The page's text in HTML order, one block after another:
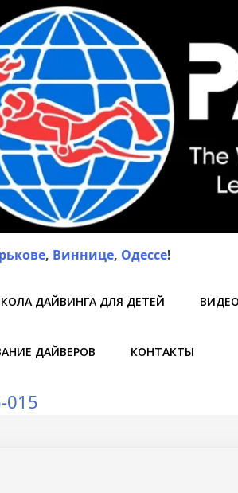
, Виннице, Одессе!
ДАЙВИНГА ДЛЯ ДЕТЕЙ
ДАЙВЕРОВ КОНТАКТЫ
015